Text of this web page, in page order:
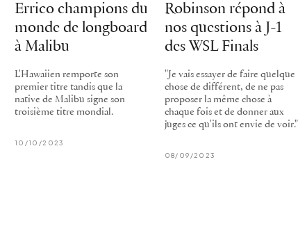
Errico champions du
monde de longboard
à Malibu
L'Hawaiien remporte son
premier titre tandis que la
native de Malibu signe son
troisième titre mondial.
10/10/2023
Robinson répond à
nos questions à J-1
des WSL Finals
"Je vais essayer de faire quelque
chose de différent, de ne pas
proposer la même chose à
chaque fois et de donner aux
juges ce qu'ils ont envie de voir."
08/09/2023